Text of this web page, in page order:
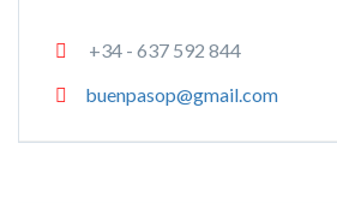
+34 - 637 592 844
buenpasop@gmail.com